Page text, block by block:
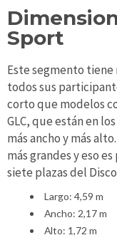
Sport
Este segmento tiene
todos sus
corto que modelos
GLC, que están en
más ancho y más
más grandes y eso
siete plazas del
Largo: 4,59 m
Ancho: 2,17 m
Alto: 1,72 m